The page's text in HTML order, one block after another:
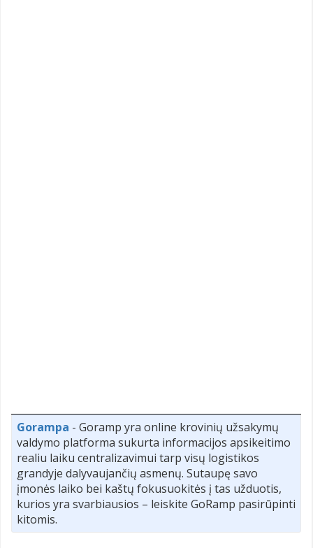
Gorampa - Goramp yra online krovinių užsakymų
valdymo platforma sukurta informacijos apsikeitimo
realiu laiku centralizavimui tarp visų logistikos
grandyje dalyvaujančių asmenų. Sutaupę savo
įmonės laiko bei kaštų fokusuokitės į tas užduotis,
kurios yra svarbiausios – leiskite GoRamp pasirūpinti
kitomis.